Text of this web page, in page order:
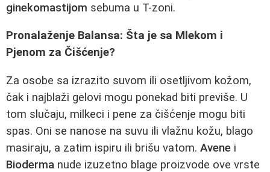
ginekomastijom sebuma u T-zoni.
Pronalaženje Balansa: Šta je sa Mlekom i
Pjenom za Čišćenje?
Za osobe sa izrazito suvom ili osetljivom kožom,
čak i najblaži gelovi mogu ponekad biti previše. U
tom slučaju, milkeci i pene za čišćenje mogu biti
spas. Oni se nanose na suvu ili vlažnu kožu, blago
masiraju, a zatim ispiru ili brišu vatom. Avene i
Bioderma nude izuzetno blage proizvode ove vrste